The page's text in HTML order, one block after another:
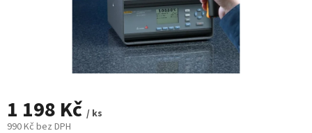
1 198 Kč / ks
990 Kč bez DPH